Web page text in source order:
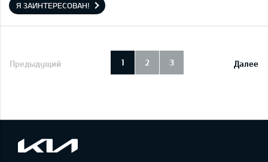
Я ЗАИНТЕРЕСОВАН!
Предыдущий Далее
1 2 3